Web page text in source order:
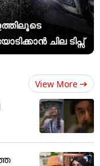
ചില ടിപ്സ്
View More